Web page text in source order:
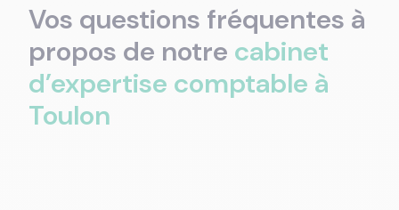
Vos questions fréquentes à
propos de notre cabinet
d’expertise comptable à
Toulon